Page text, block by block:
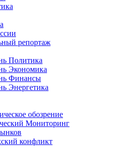
репортаж
Политика
Экономика
Финансы
Энергетика
обозрение
Мониторинг
конфликт